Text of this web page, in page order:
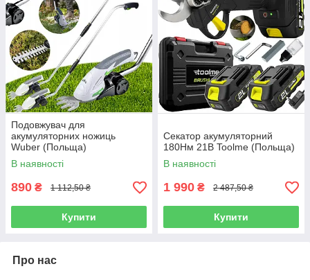
Подовжувач для
акумуляторних ножиць
Wuber (Польща)
В наявності
890 ₴ 1 112,50 ₴
Купити
Секатор акумуляторний
180Нм 21В Toolme (Польща)
В наявності
1 990 ₴ 2 487,50 ₴
Купити
Про нас